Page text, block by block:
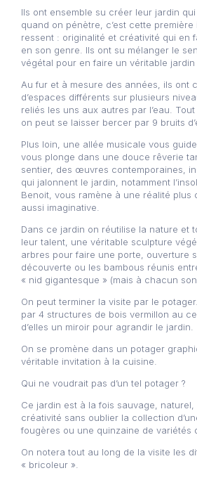
Ils ont ensemble su créer leur jardin
quand on pénètre, c’est cette première
ressent : originalité et créativité qui en
en son genre. Ils ont su mélanger le
végétal pour en faire un véritable
Au fur et à mesure des années, ils ont
d’espaces différents sur plusieurs
reliés les uns aux autres par l’eau.
on peut se laisser bercer par 9 bruits
Plus loin, une allée musicale vous
vous plonge dans une douce rêverie
sentier, des œuvres contemporaines,
qui jalonnent le jardin, notamment
Benoit, vous ramène à une réalité plus
aussi imaginative.
Dans ce jardin on réutilise la nature et
leur talent, une véritable sculpture
arbres pour faire une porte, ouverture
découverte ou les bambous réunis
« nid gigantesque » (mais à chacun
On peut terminer la visite par le
par 4 structures de bois vermillon au
d’elles un miroir pour agrandir le jardin.
On se promène dans un potager
véritable invitation à la cuisine.
Qui ne voudrait pas d’un tel potager ?
Ce jardin est à la fois sauvage,
créativité sans oublier la collection
fougères ou une quinzaine de variétés
On notera tout au long de la visite les
« bricoleur ».